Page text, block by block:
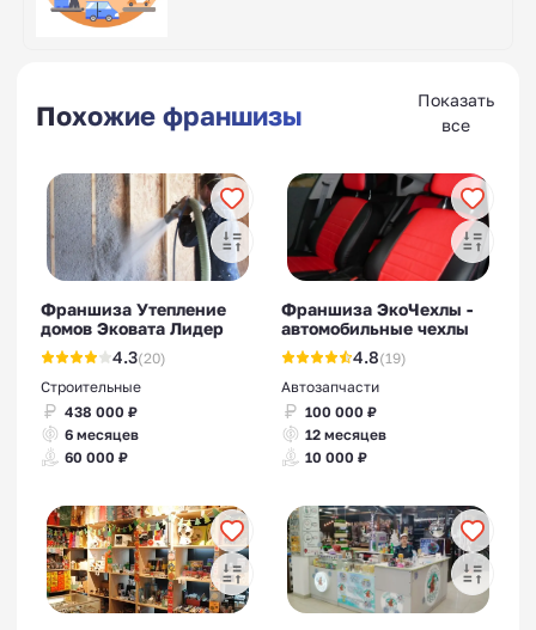
Похожие франшизы
Показать
все
Франшиза Утепление
домов Эковата Лидер
4.3(20)
Строительные
438 000 ₽
6 месяцев
60 000 ₽
Франшиза ЭкоЧехлы -
автомобильные чехлы
4.8(19)
Автозапчасти
100 000 ₽
12 месяцев
10 000 ₽